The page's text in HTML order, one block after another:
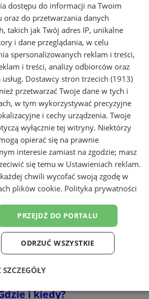
świateł
(1)
światła w swoim
i kiedy?
dostępu do informacji na Twoim
oraz do przetwarzania danych
takich jak Twój adres IP, unikalne
i dane przeglądania, w celu
spersonalizowanych reklam i treści,
i treści, analizy odbiorców oraz
Dostawcy stron trzecich (1913)
przetwarzać Twoje dane w tych i
w tym wykorzystywać precyzyjne
i cechy urządzenia. Twoje
wyłącznie tej witryny. Niektórzy
opierać się na prawnie
interesie zamiast na zgodzie; masz
się temu w Ustawieniach reklam.
chwili wycofać swoją zgodę w
plików cookie. Polityka prywatności
PRZEJDŹ DO PORTALU
ODRZUĆ WSZYSTKIE
SZCZEGÓŁY
Wydajność Targetowanie